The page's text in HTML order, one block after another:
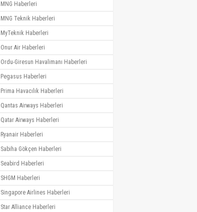
MNG Haberleri
MNG Teknik Haberleri
MyTeknik Haberleri
Onur Air Haberleri
Ordu-Giresun Havalimanı Haberleri
Pegasus Haberleri
Prima Havacılık Haberleri
Qantas Airways Haberleri
Qatar Airways Haberleri
Ryanair Haberleri
Sabiha Gökçen Haberleri
Seabird Haberleri
SHGM Haberleri
Singapore Airlines Haberleri
Star Alliance Haberleri